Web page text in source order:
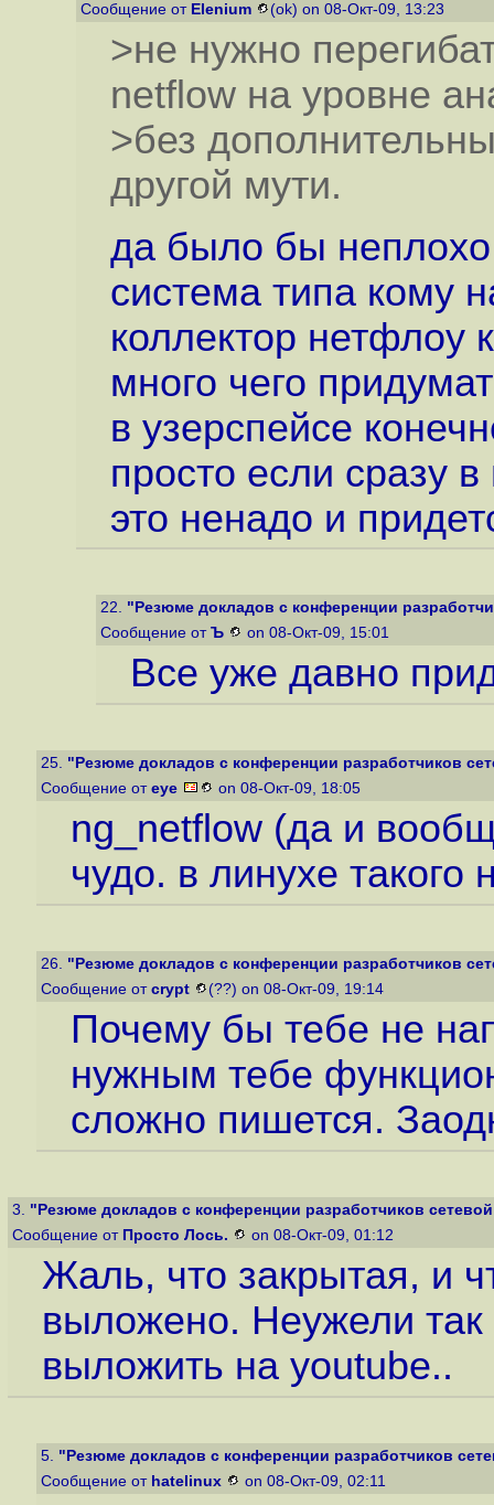
Сообщение от Elenium (ok) on 08-Окт-09, 13:23
>не нужно
netflow на уровне
>без
другой мути.
да было бы
система типа кому
коллектор нетфлоу
много чего
в узерспейсе
просто если сразу
это ненадо и
22. "Резюме докладов с конференции
Сообщение от Ъ on 08-Окт-09, 15:01
Все уже давно
25. "Резюме докладов с конференции разработчиков
Сообщение от eye on 08-Окт-09, 18:05
ng_netflow (да и
чудо. в линухе такого
26. "Резюме докладов с конференции разработчиков
Сообщение от crypt (??) on 08-Окт-09, 19:14
Почему бы тебе не
нужным тебе
сложно пишется.
3. "Резюме докладов с конференции разработчиков
Сообщение от Просто Лось. on 08-Окт-09, 01:12
Жаль, что закрытая, и
выложено. Неужели так
выложить на youtube..
5. "Резюме докладов с конференции разработчиков
Сообщение от hatelinux on 08-Окт-09, 02:11